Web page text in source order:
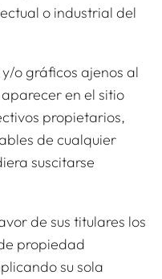
o industrial del
o gráficos ajenos al
aparecer en el sitio
propietarios,
de cualquier
suscitarse
de sus titulares los
propiedad
su sola